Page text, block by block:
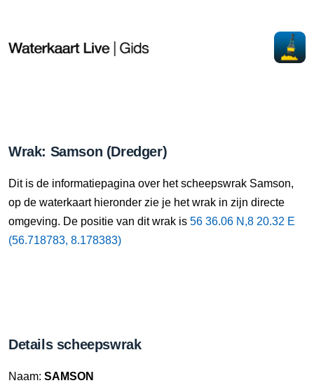
Wrak: Samson (Dredger)
Dit is de informatiepagina over het scheepswrak Samson,
op de waterkaart hieronder zie je het wrak in zijn directe
omgeving. De positie van dit wrak is 56 36.06 N,8 20.32 E
(56.718783, 8.178383)
Details scheepswrak
Naam: SAMSON